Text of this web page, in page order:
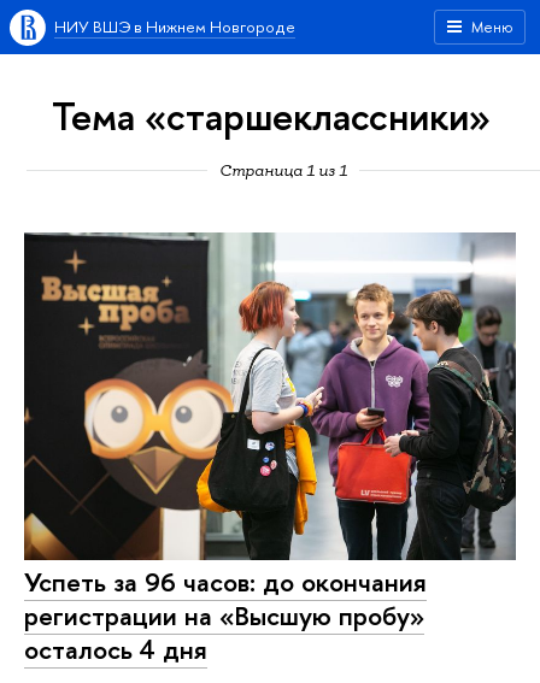
Меню
НИУ ВШЭ в Нижнем Новгороде
Тема «старшеклассники»
Страница 1 из 1
Успеть за 96 часов: до окончания
регистрации на «Высшую пробу»
осталось 4 дня